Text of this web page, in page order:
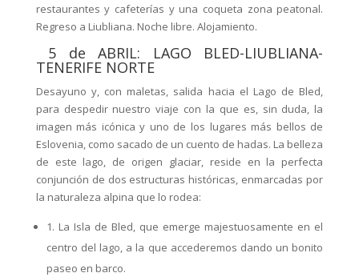
restaurantes y cafeterías y una coqueta zona peatonal.
Regreso a Liubliana. Noche libre. Alojamiento.
5 de ABRIL: LAGO BLED-LIUBLIANA-
TENERIFE NORTE
Desayuno y, con maletas, salida hacia el Lago de Bled,
para despedir nuestro viaje con la que es, sin duda, la
imagen más icónica y uno de los lugares más bellos de
Eslovenia, como sacado de un cuento de hadas. La belleza
de este lago, de origen glaciar, reside en la perfecta
conjunción de dos estructuras históricas, enmarcadas por
la naturaleza alpina que lo rodea:
1. La Isla de Bled, que emerge majestuosamente en el
centro del lago, a la que accederemos dando un bonito
paseo en barco.